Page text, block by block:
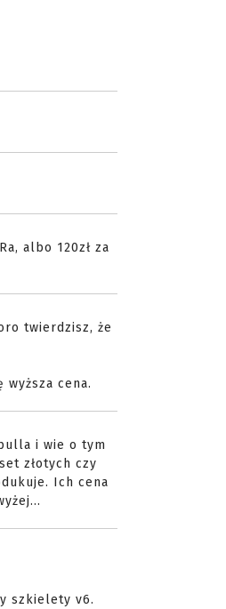
albo 120zł za
twierdzisz, że
cena.
i wie o tym
złotych czy
Ich cena
szkielety v6.